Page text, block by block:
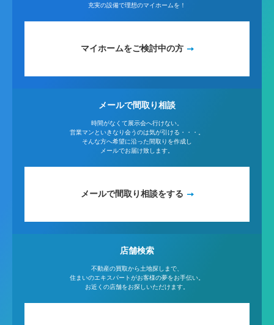
充実の設備で理想のマイホームを！
マイホームをご検討中の方
メールで間取り相談
時間がなくて展示会へ行けない。
営業マンといきなり会うのは気が引ける・・・。
そんな方へ希望に沿った間取りを作成し
メールでお届け致します。
メールで間取り相談をする
店舗検索
不動産の買取から土地探しまで、
住まいのエキスパートがお客様の夢をお手伝い。
お近くの店舗をお探しいただけます。